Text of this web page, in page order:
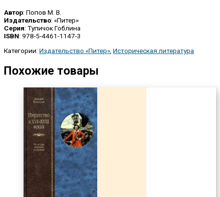
Автор: Попов М. В.
Издательство: «Питер»
Серия: Тупичок Гоблина
ISBN: 978-5-4461-1147-3
Категории: Издательство «Питер» Историческая литература
Похожие товары